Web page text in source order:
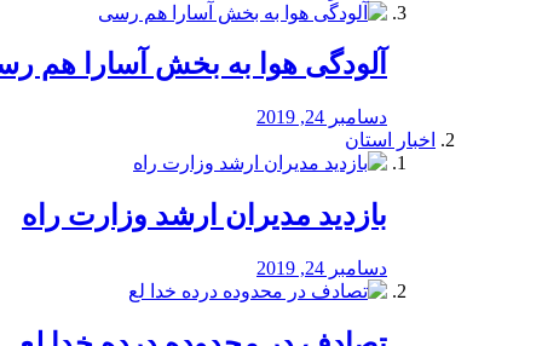
آلودگی هوا به بخش آسارا هم
دسامبر 24, 2019
اخبار استان
بازدید مدیران ارشد وزارت راه
دسامبر 24, 2019